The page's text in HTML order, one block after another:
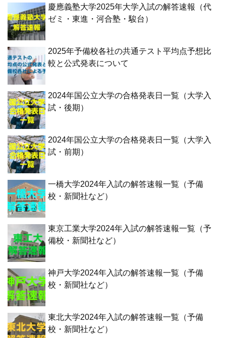
慶應義塾大学2025年大学入試の解答速報（代
ゼミ・東進・河合塾・駿台）
2025年予備校各社の共通テスト平均点予想比
較と公式発表について
2024年国公立大学の合格発表日一覧（大学入
試・後期）
2024年国公立大学の合格発表日一覧（大学入
試・前期）
一橋大学2024年入試の解答速報一覧（予備
校・新聞社など）
東京工業大学2024年入試の解答速報一覧（予
備校・新聞社など）
神戸大学2024年入試の解答速報一覧（予備
校・新聞社など）
東北大学2024年入試の解答速報一覧（予備
校・新聞社など）